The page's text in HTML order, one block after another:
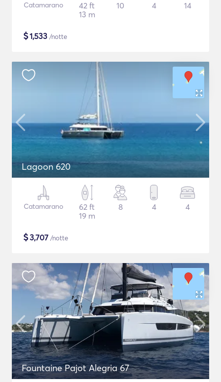
Catamarano
42 ft
13 m
10 4 14
$1,533 /notte
Lagoon 620
Catamarano
62 ft
19 m
8 4 4
$3,707 /notte
Fountaine Pajot Alegria 67